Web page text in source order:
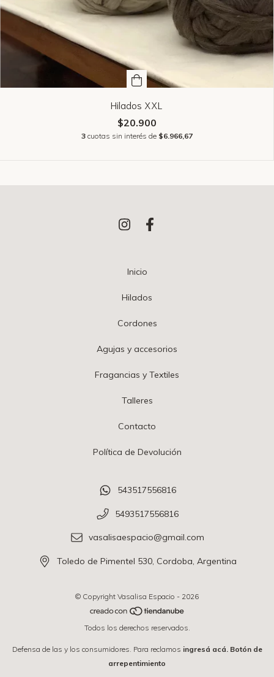
Hilados XXL
$20.900
3 cuotas sin interés de $6.966,67
Inicio
Hilados
Cordones
Agujas y accesorios
Fragancias y Textiles
Talleres
Contacto
Política de Devolución
543517556816
5493517556816
vasalisaespacio@gmail.com
Toledo de Pimentel 530, Cordoba, Argentina
© Copyright Vasalisa Espacio - 2026
Todos los derechos reservados.
Defensa de las y los consumidores. Para reclamos ingresá acá. Botón de
arrepentimiento